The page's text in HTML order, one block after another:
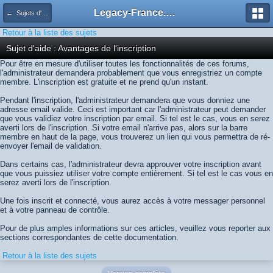
← Sujets d'aide Legacy-France.org - Forum
Retour à la liste des sujets
Sujet d'aide : Avantages de l'inscription
Pour être en mesure d'utiliser toutes les fonctionnalités de ces forums,
l'administrateur demandera probablement que vous enregistriez un compte
membre. L'inscription est gratuite et ne prend qu'un instant.
Pendant l'inscription, l'administrateur demandera que vous donniez une
adresse email valide. Ceci est important car l'administrateur peut demander
que vous validiez votre inscription par email. Si tel est le cas, vous en serez
averti lors de l'inscription. Si votre email n'arrive pas, alors sur la barre
membre en haut de la page, vous trouverez un lien qui vous permettra de ré-
envoyer l'email de validation.
Dans certains cas, l'administrateur devra approuver votre inscription avant
que vous puissiez utiliser votre compte entièrement. Si tel est le cas vous en
serez averti lors de l'inscription.
Une fois inscrit et connecté, vous aurez accès à votre messager personnel
et à votre panneau de contrôle.
Pour de plus amples informations sur ces articles, veuillez vous reporter aux
sections correspondantes de cette documentation.
Retour à la liste des sujets